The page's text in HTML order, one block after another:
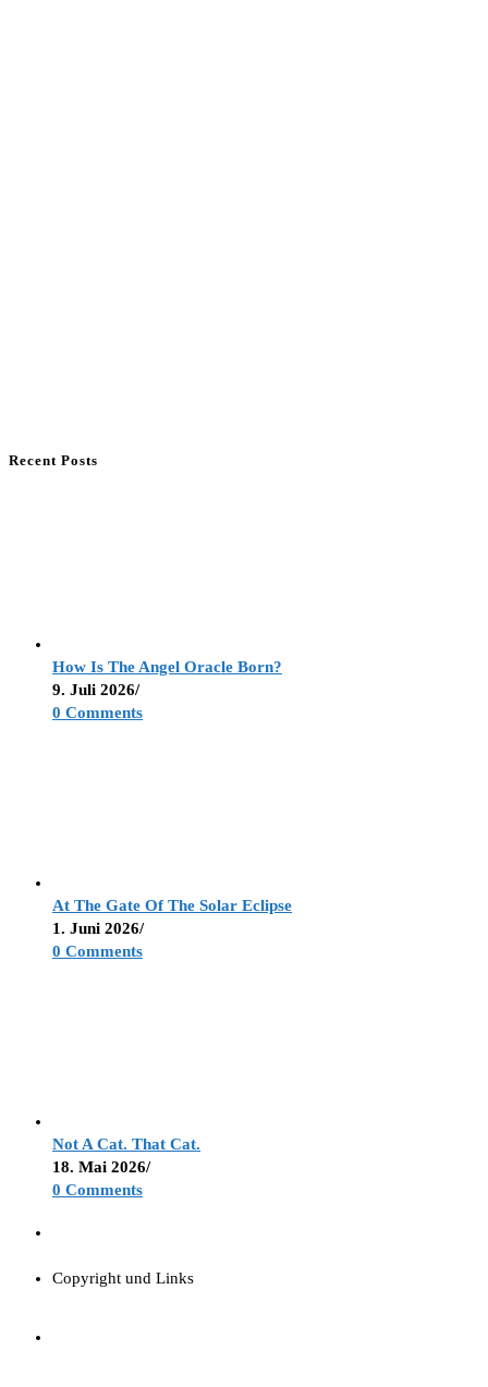
Recent Posts
How Is The Angel Oracle Born?
9. Juli 2026/
0 Comments
At The Gate Of The Solar Eclipse
1. Juni 2026/
0 Comments
Not A Cat. That Cat.
18. Mai 2026/
0 Comments
Copyright und Links